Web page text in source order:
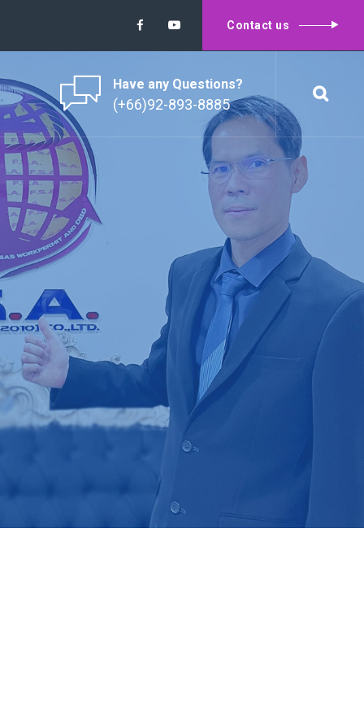
Contact us
Have any Questions?
(+66)92-893-8885